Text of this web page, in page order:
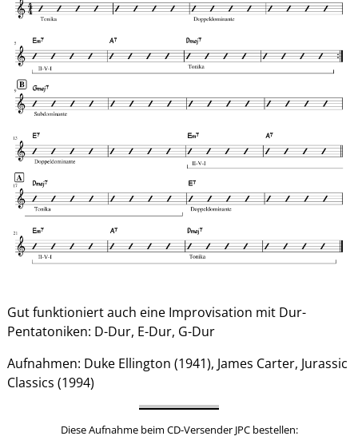
Gut funktioniert auch eine Improvisation mit Dur-
Pentatoniken: D-Dur, E-Dur, G-Dur
Aufnahmen: Duke Ellington (1941), James Carter, Jurassic
Classics (1994)
Diese Aufnahme beim CD-Versender JPC bestellen: